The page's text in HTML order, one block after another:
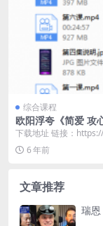
综合课程
欧阳浮夸《简爱 攻
下载地址 链接：
com/s/1u5AxvUO...
6 年前
文章推荐
瑞